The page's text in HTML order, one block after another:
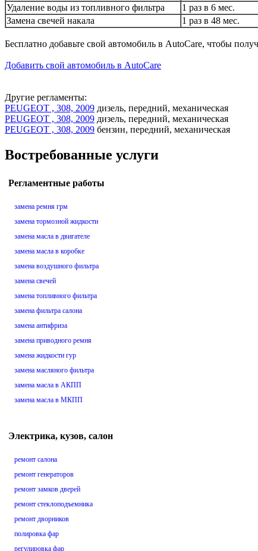
Удаление воды из топливного фильтра
1 раз в 6 мес.
Замена свечей накала
1 раз в 48 мес.
Бесплатно добавьте свой автомобиль в AutoCare, чтобы
Добавить свой автомобиль в AutoCare
Другие регламенты:
PEUGEOT , 308, 2009 дизель, передний, механическая
PEUGEOT , 308, 2009 дизель, передний, механическая
PEUGEOT , 308, 2009 бензин, передний, механическая
Востребованные услуги
Регламентные работы
замена ремня грм
замена тормозной жидкости
замена масла в двигателе
замена масла в коробке
замена воздушного фильтра
замена свечей
замена топливного фильтра
замена фильтра салона
замена антифриза
замена приводного ремня
замена жидкости гур
замена масляного фильтра
замена масла в АКПП
замена масла в МКПП
Электрика, кузов, салон
ремонт салона
ремонт генераторов
ремонт замков дверей
ремонт стеклоподъемника
ремонт дворников
полировка фар
регулировка фар